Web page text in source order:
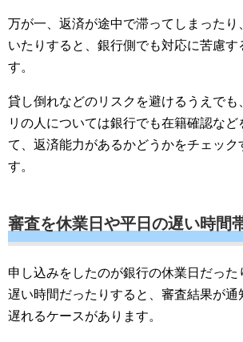
万が一、返済が途中で滞ってしまったり
いたりすると、銀行側でも対応に苦慮す
す。
貸し倒れなどのリスクを避けるうえでも
リの人については銀行でも在籍確認など
て、返済能力があるかどうかをチェック
す。
審査を休業日や平日の遅い時間
申し込みをしたのが銀行の休業日だった
遅い時間だったりすると、審査結果が通
遅れるケースがあります。